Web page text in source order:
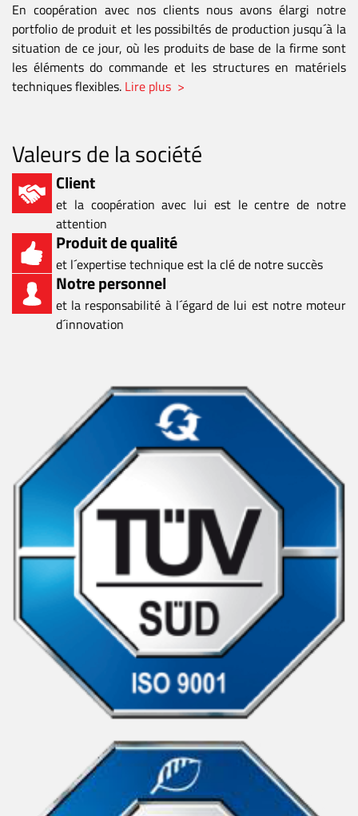
En coopération avec nos clients nous avons élargi notre
portfolio de produit et les possibiltés de production jusqu´à la
situation de ce jour, où les produits de base de la firme sont
les éléments do commande et les structures en matériels
techniques flexibles. Lire plus >
Valeurs de la société
Client
et la coopération avec lui est le centre de notre
attention
Produit de qualité
et l´expertise technique est la clé de notre succès
Notre personnel
et la responsabilité à l´égard de lui est notre moteur
d´innovation